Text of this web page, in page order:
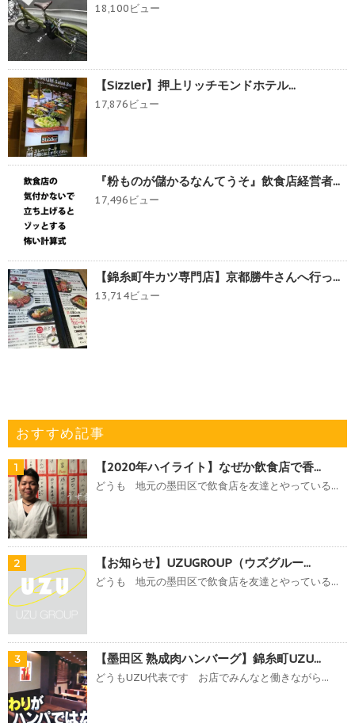
18,100ビュー
【Sizzler】押上リッチモンドホテル...
17,876ビュー
『粉ものが儲かるなんてうそ』飲食店経営者...
17,496ビュー
【錦糸町牛カツ専門店】京都勝牛さんへ行っ...
13,714ビュー
おすすめ記事
1 【2020年ハイライト】なぜか飲食店で香...
どうも 地元の墨田区で飲食店を友達とやっている...
2 【お知らせ】UZUGROUP（ウズグルー...
どうも 地元の墨田区で飲食店を友達とやっている...
3 【墨田区 熟成肉ハンバーグ】錦糸町UZU...
どうもUZU代表です お店でみんなと働きながら...